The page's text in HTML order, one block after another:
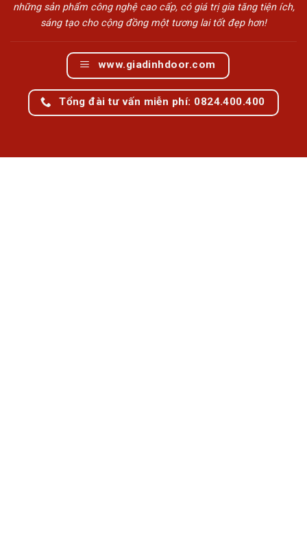
những sản phẩm công nghệ cao cấp, có giá trị gia tăng tiện ích,
sáng tạo cho cộng đồng một tương lai tốt đẹp hơn!
www.giadinhdoor.com
Tổng đài tư vấn miễn phí: 0824.400.400